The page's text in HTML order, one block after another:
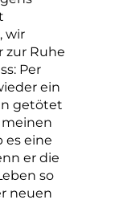
wir
zur Ruhe
Per
ein
getötet
es eine
er die
so
neuen